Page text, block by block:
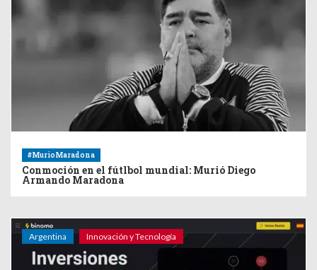
#MurioMaradona
Conmoción en el fútlbol mundial: Murió Diego
Armando Maradona
Argentina Innovación y Tecnología